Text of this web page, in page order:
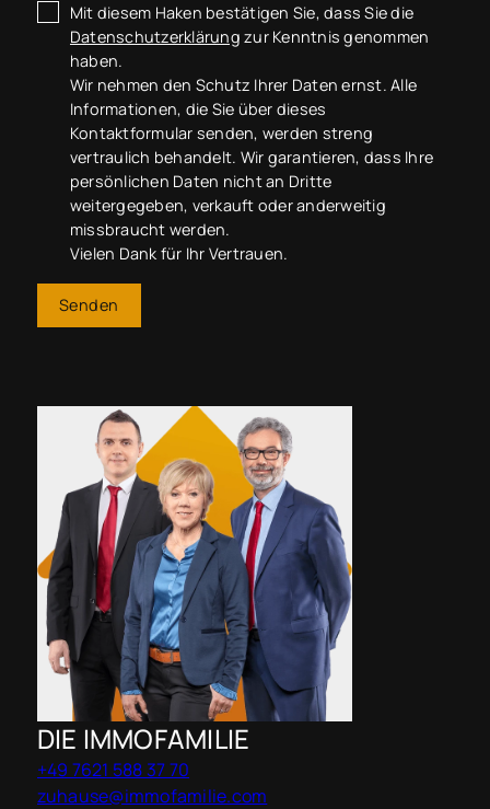
Mit diesem Haken bestätigen Sie, dass Sie die
Datenschutzerklärung zur Kenntnis genommen
haben.
Wir nehmen den Schutz Ihrer Daten ernst. Alle
Informationen, die Sie über dieses
Kontaktformular senden, werden streng
vertraulich behandelt. Wir garantieren, dass Ihre
persönlichen Daten nicht an Dritte
weitergegeben, verkauft oder anderweitig
missbraucht werden.
Vielen Dank für Ihr Vertrauen.
Senden
DIE IMMOFAMILIE
+49 7621 588 37 70
zuhause@immofamilie.com